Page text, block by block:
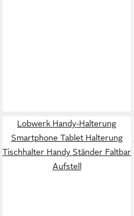
Lobwerk Handy-Halterung
Smartphone Tablet Halterung
Tischhalter Handy Ständer Faltbar
Aufstell